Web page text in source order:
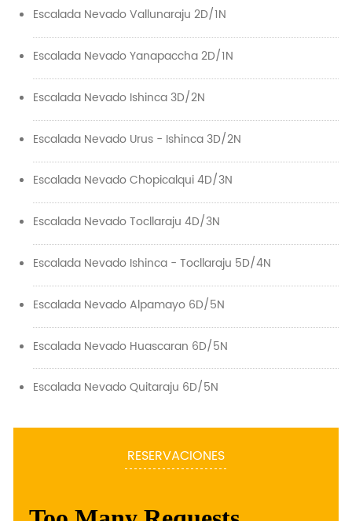
Escalada Nevado Vallunaraju 2D/1N
Escalada Nevado Yanapaccha 2D/1N
Escalada Nevado Ishinca 3D/2N
Escalada Nevado Urus - Ishinca 3D/2N
Escalada Nevado Chopicalqui 4D/3N
Escalada Nevado Tocllaraju 4D/3N
Escalada Nevado Ishinca - Tocllaraju 5D/4N
Escalada Nevado Alpamayo 6D/5N
Escalada Nevado Huascaran 6D/5N
Escalada Nevado Quitaraju 6D/5N
RESERVACIONES